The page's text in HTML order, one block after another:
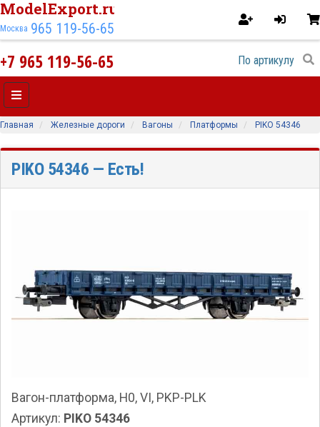
ModelExport.ru
Москва 965 119-56-65
+7 965 119-56-65
Главная Железные дороги Вагоны Платформы PIKO 54346
PIKO 54346 — Есть!
Вагон-платформа, H0, VI, PKP-PLK
Артикул: PIKO 54346